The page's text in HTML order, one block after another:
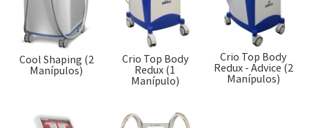
Cool Shaping (2
Manípulos)
Crio Top Body
Redux (1
Manípulo)
Crio Top Body
Redux - Advice (2
Manípulos)